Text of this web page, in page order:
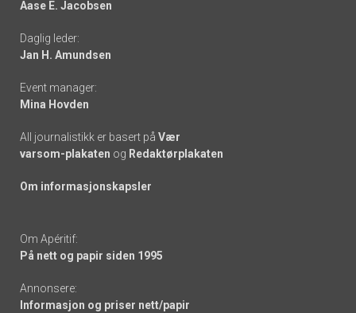
-
links
Aase E. Jacobsen
Daglig leder:
Jan H. Amundsen
Event manager:
Mina Hovden
All journalistikk er basert på Vær
varsom-plakaten og Redaktørplakaten
Om informasjonskapsler
Om Apéritif:
På nett og papir siden 1995
Annonsere:
Informasjon og priser nett/papir